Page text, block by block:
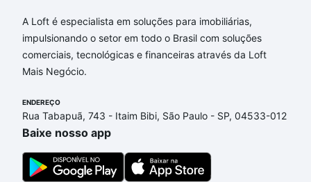
São José, Campinas, SP que custam a partir de R$
0 e com nossas opções de financiamento imobiliário
as parcelas podem se adequar ao seu orçamento.
Se ainda tem alguma dúvida dos custos envolvidos
quanto custa comprar um apartamento
a gente para comprar o imóvel dos seus sonhos
com segurança e conforto. Loft, com você até as
chaves.
A Loft é especialista em soluções para imobiliárias,
impulsionando o setor em todo o Brasil com soluções
comerciais, tecnológicas e financeiras através da Loft
Mais Negócio.
ENDEREÇO
Rua Tabapuã, 743 - Itaim Bibi, São Paulo - SP, 04533-012
Baixe nosso app